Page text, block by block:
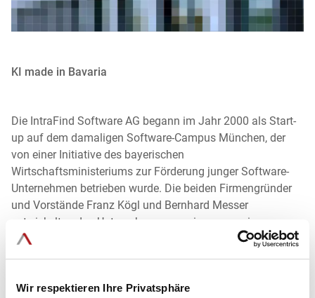
Wir respektieren Ihre Privatsphäre
n
KI made in Bavaria
Die IntraFind Software AG begann im Jahr 2000 als Start-
up auf dem damaligen Software-Campus München, der
von einer Initiative des bayerischen
Wirtschaftsministeriums zur Förderung junger Software-
Unternehmen betrieben wurde. Die beiden Firmengründer
und Vorstände Franz Kögl und Bernhard Messer
entwickelten das Unternehmen gemeinsam zu einem
etablierten internationalen Softwarehersteller für Enterprise
Branchen und Größen -darunter Unternehmen wie BMW,